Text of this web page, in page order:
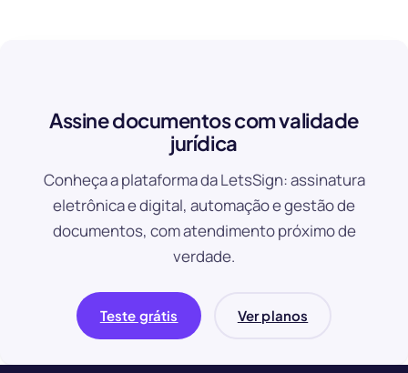
Assine documentos com validade
jurídica
Conheça a plataforma da LetsSign: assinatura
eletrônica e digital, automação e gestão de
documentos, com atendimento próximo de
verdade.
Teste grátis Ver planos